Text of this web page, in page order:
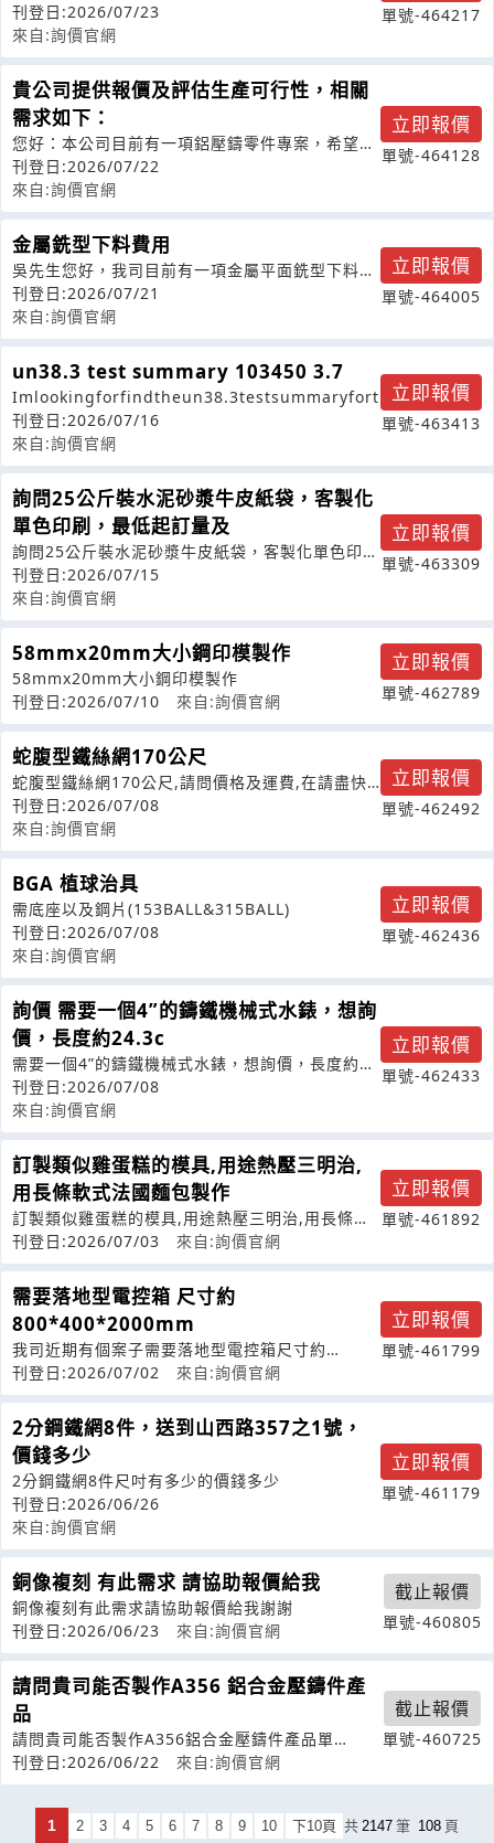
刊登日:2026/07/23
來自:詢價官網
單號-464217
貴公司提供報價及評估生產可行性，相關
需求如下：
您好：本公司目前有一項鋁壓鑄零件專案，希望邀
請貴公司提供報價及評估生產可行性，相
刊登日:2026/07/22
來自:詢價官網
立即報價
單號-464128
金屬銑型下料費用
吳先生您好，我司目前有一項金屬平面銑型下料需
求，產品材質為不鏽鋼，另一面為PVC
刊登日:2026/07/21
來自:詢價官網
立即報價
單號-464005
un38.3 test summary 103450 3.7
Imlookingforfindtheun38.3testsummaryfort
刊登日:2026/07/16
來自:詢價官網
立即報價
單號-463413
詢問25公斤裝水泥砂漿牛皮紙袋，客製化
單色印刷，最低起訂量及
詢問25公斤裝水泥砂漿牛皮紙袋，客製化單色印
刷，最低起訂量及報價交期。
刊登日:2026/07/15
來自:詢價官網
立即報價
單號-463309
58mmx20mm大小鋼印模製作
58mmx20mm大小鋼印模製作
刊登日:2026/07/10
來自:詢價官網
立即報價
單號-462789
蛇腹型鐵絲網170公尺
蛇腹型鐵絲網170公尺,請問價格及運費,在請盡快
報價,謝謝
刊登日:2026/07/08
來自:詢價官網
立即報價
單號-462492
BGA 植球治具
需底座以及鋼片(153BALL&315BALL)
刊登日:2026/07/08
來自:詢價官網
立即報價
單號-462436
詢價 需要一個4”的鑄鐵機械式水錶，想詢
價，長度約24.3c
需要一個4”的鑄鐵機械式水錶，想詢價，長度約
24.3cm，謝謝
刊登日:2026/07/08
來自:詢價官網
立即報價
單號-462433
訂製類似雞蛋糕的模具,用途熱壓三明治,
用長條軟式法國麵包製作
訂製類似雞蛋糕的模具,用途熱壓三明治,用長條軟
式法國麵包製作,一個或兩個,尺寸：
刊登日:2026/07/03 來自:詢價官網
立即報價
單號-461892
需要落地型電控箱 尺寸約
800*400*2000mm
我司近期有個案子需要落地型電控箱尺寸約
800*400*2000mm請問有沒有市售
刊登日:2026/07/02 來自:詢價官網
立即報價
單號-461799
2分鋼鐵網8件，送到山西路357之1號，
價錢多少
2分鋼鐵網8件尺吋有多少的價錢多少
刊登日:2026/06/26
來自:詢價官網
立即報價
單號-461179
銅像複刻 有此需求 請協助報價給我
銅像複刻有此需求請協助報價給我謝謝
刊登日:2026/06/23
來自:詢價官網
截止報價
單號-460805
請問貴司能否製作A356 鋁合金壓鑄件產
品
請問貴司能否製作A356鋁合金壓鑄件產品單
重:112.5g，因目前只有下圖面資料
刊登日:2026/06/22 來自:詢價官網
截止報價
單號-460725
1 2 3 4 5 6 7 8 9 10 下10頁 共 2147 筆 108 頁